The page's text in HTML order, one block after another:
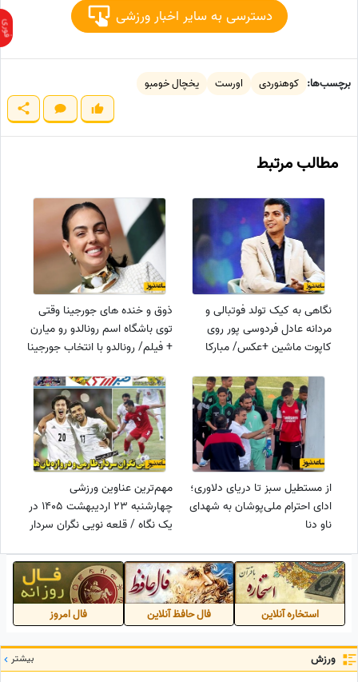
دسترسی به سایر اخبار ورزشی
برچسب‌ها: کوهنوردی اورست یخچال خومبو
مطالب مرتبط
نگاهی به کیک تولد فوتبالی و
مردانه عادل فردوسی پور روی
کاپوت ماشین +عکس/ مبارکا
ذوق و خنده های جورجینا وقتی
توی باشگاه اسم رونالدو رو میارن
+ فیلم/ رونالدو با انتخاب جورجینا
از مستطیل سبز تا دریای دلاوری؛
ادای احترام ملی‌پوشان به شهدای
ناو دنا
مهم‌ترین عناوین ورزشی
چهارشنبه 23 اردیبهشت 1405 در
یک نگاه / قلعه نویی نگران سردار
استخاره آنلاین فال حافظ آنلاین فال امروز
ورزش بیشتر